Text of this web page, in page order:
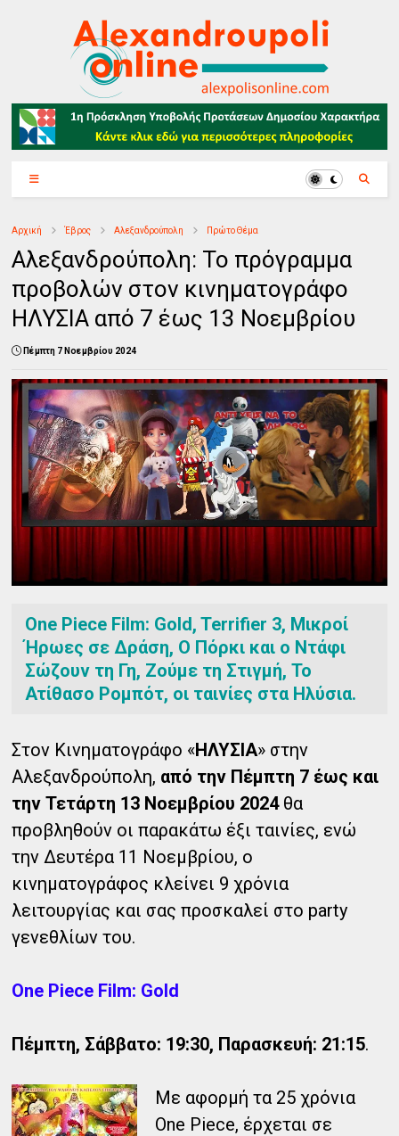
Αρχική Έβρος Αλεξανδρούπολη Πρώτο Θέμα
Αλεξανδρούπολη: Το πρόγραμμα
προβολών στον κινηματογράφο
ΗΛΥΣΙΑ από 7 έως 13 Νοεμβρίου
Πέμπτη 7 Νοεμβρίου 2024
One Piece Film: Gold, Terrifier 3, Μικροί
Ήρωες σε Δράση, Ο Πόρκι και ο Ντάφι
Σώζουν τη Γη, Ζούμε τη Στιγμή, Το
Ατίθασο Ρομπότ, οι ταινίες στα Ηλύσια.
Στον Κινηματογράφο «ΗΛΥΣΙΑ» στην
Αλεξανδρούπολη, από την Πέμπτη 7 έως και
την Τετάρτη 13 Νοεμβρίου 2024θα
προβληθούν οι παρακάτω έξι ταινίες, ενώ
την Δευτέρα 11 Νοεμβρίου, ο
κινηματογράφος κλείνει 9 χρόνια
λειτουργίας και σας προσκαλεί στο party
γενεθλίων του.
One Piece Film: Gold
Πέμπτη, Σάββατο: 19:30, Παρασκευή: 21:15.
Με αφορμή τα 25 χρόνια
One Piece, έρχεται σε